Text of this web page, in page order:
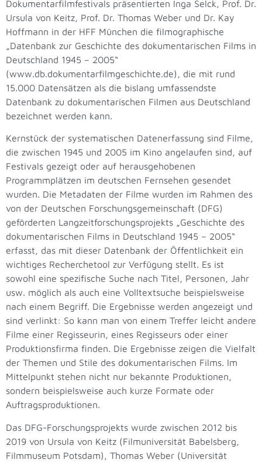
Dokumentarfilmfestivals präsentierten Inga Selck, Prof. Dr.
Ursula von Keitz, Prof. Dr. Thomas Weber und Dr. Kay
Hoffmann in der HFF München die filmographische
„Datenbank zur Geschichte des dokumentarischen Films in
Deutschland 1945 – 2005“
(www.db.dokumentarfilmgeschichte.de), die mit rund
15.000 Datensätzen als die bislang umfassendste
Datenbank zu dokumentarischen Filmen aus Deutschland
bezeichnet werden kann.
Kernstück der systematischen Datenerfassung sind Filme,
die zwischen 1945 und 2005 im Kino angelaufen sind, auf
Festivals gezeigt oder auf herausgehobenen
Programmplätzen im deutschen Fernsehen gesendet
wurden. Die Metadaten der Filme wurden im Rahmen des
von der Deutschen Forschungsgemeinschaft (DFG)
geförderten Langzeitforschungsprojekts „Geschichte des
dokumentarischen Films in Deutschland 1945 – 2005“
erfasst, das mit dieser Datenbank der Öffentlichkeit ein
wichtiges Recherchetool zur Verfügung stellt. Es ist
sowohl eine spezifische Suche nach Titel, Personen, Jahr
usw. möglich als auch eine Volltextsuche beispielsweise
nach einem Begriff. Die Ergebnisse werden angezeigt und
sind verlinkt: So kann man von einem Treffer leicht andere
Filme einer Regisseurin, eines Regisseurs oder einer
Produktionsfirma finden. Die Ergebnisse zeigen die Vielfalt
der Themen und Stile des dokumentarischen Films. Im
Mittelpunkt stehen nicht nur bekannte Produktionen,
sondern beispielsweise auch kurze Formate oder
Auftragsproduktionen.
Das DFG-Forschungsprojekts wurde zwischen 2012 bis
2019 von Ursula von Keitz (Filmuniversität Babelsberg,
Filmmuseum Potsdam), Thomas Weber (Universität